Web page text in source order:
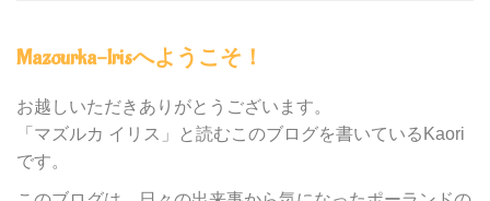
の
テ
ゴ
ー
別
Mazourka-Irisへようこそ！
お越しいただきありがとうございます。
「マズルカ イリス」と読むこのブログを書いているKaori
です。